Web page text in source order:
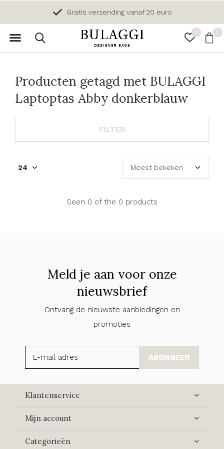
0 0
Gratis verzending vanaf 20 euro
Producten getagd met BULAGGI
Laptoptas Abby donkerblauw
FILTER
Seen 0 of the 0 products
Meld je aan voor onze
nieuwsbrief
Ontvang de nieuwste aanbiedingen en
promoties
ABONNEER
Klantenservice
Mijn account
Categorieën